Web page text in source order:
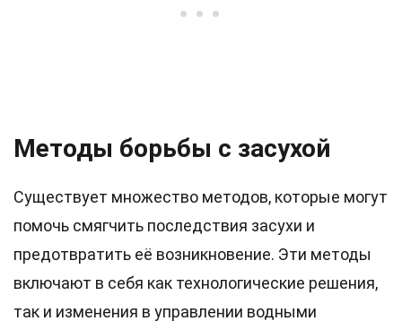
Методы борьбы с засухой
Существует множество методов, которые могут
помочь смягчить последствия засухи и
предотвратить её возникновение. Эти методы
включают в себя как технологические решения,
так и изменения в управлении водными